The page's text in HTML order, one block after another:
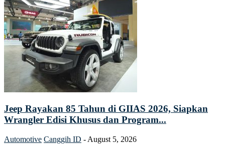
Jeep Rayakan 85 Tahun di GIIAS 2026, Siapkan
Wrangler Edisi Khusus dan Program...
Automotive Canggih ID - August 5, 2026